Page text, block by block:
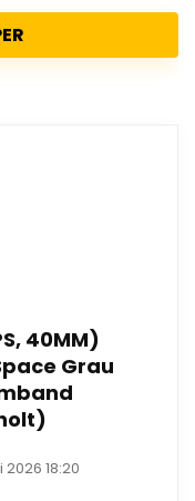
40MM)
Grau
18:20